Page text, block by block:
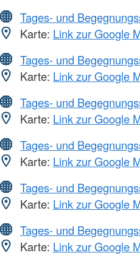
Tages- und
Karte: Link zur Google
Tages- und
Karte: Link zur Google
Tages- und
Karte: Link zur Google
Tages- und
Karte: Link zur Google
Tages- und
Karte: Link zur Google
Tages- und
Karte: Link zur Google